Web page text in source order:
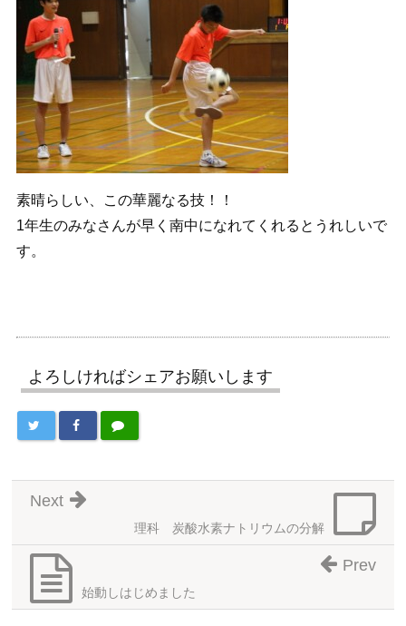
素晴らしい、この華麗なる技！！
1年生のみなさんが早く南中になれてくれるとうれしいで
す。
よろしければシェアお願いします
理科 炭酸水素ナトリウムの分解
Next
始動しはじめました
Prev